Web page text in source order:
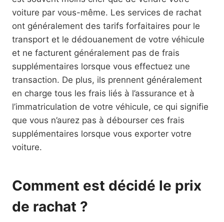
voiture par vous-même. Les services de rachat
ont généralement des tarifs forfaitaires pour le
transport et le dédouanement de votre véhicule
et ne facturent généralement pas de frais
supplémentaires lorsque vous effectuez une
transaction. De plus, ils prennent généralement
en charge tous les frais liés à l’assurance et à
l’immatriculation de votre véhicule, ce qui signifie
que vous n’aurez pas à débourser ces frais
supplémentaires lorsque vous exporter votre
voiture.
Comment est décidé le prix
de rachat ?